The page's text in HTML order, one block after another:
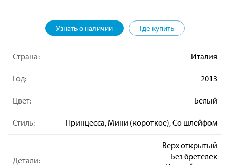
Узнать о наличии Где купить
Страна: Италия
Год: 2013
Цвет: Белый
Стиль: Принцесса, Мини (короткое), Со шлейфом
Детали:
Верх открытый
Без бретелек